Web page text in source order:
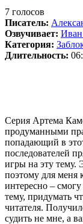
7 голосов
Писатель:
Озвучивает:
Категория:
Длительность:
Серия Артема
продуманными
попадающий в
последователей
игры на эту тему.
поэтому для меня
интересно –
тему, придумать
читателя.
судить не мне, а